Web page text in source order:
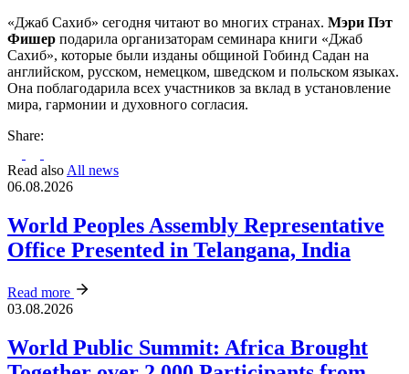
«Джаб Сахиб» сегодня читают во многих странах. Мэри Пэт
Фишер подарила организаторам семинара книги «Джаб
Сахиб», которые были изданы общиной Гобинд Садан на
английском, русском, немецком, шведском и польском языках.
Она поблагодарила всех участников за вклад в установление
мира, гармонии и духовного согласия.
Share:
Read also All news
06.08.2026
World Peoples Assembly Representative
Office Presented in Telangana, India
Read more
03.08.2026
World Public Summit: Africa Brought